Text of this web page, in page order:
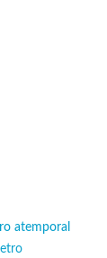
atemporal
original era:
precio actual es: